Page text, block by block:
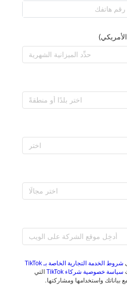
الأمريكي)
شروط الخدمة التجارية الخاصة بـ TikTok
سياسة خصوصية شركاء TikTok
التي
بياناتك واستخدامها ومشاركتها.